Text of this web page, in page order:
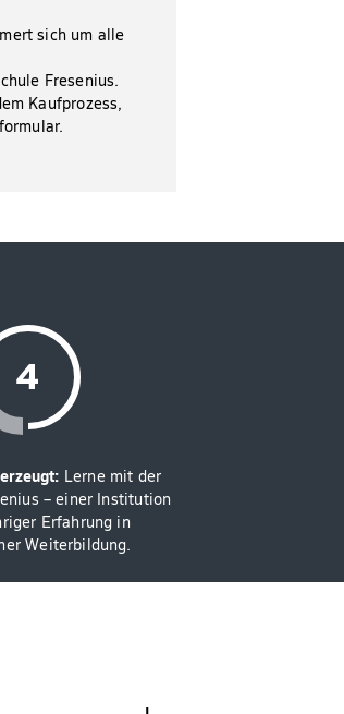
sich um alle
Fresenius.
Kaufprozess,
Lerne mit der
– einer Institution
Erfahrung in
Weiterbildung.